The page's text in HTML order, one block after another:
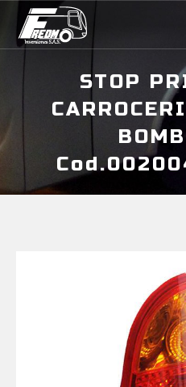
STOP